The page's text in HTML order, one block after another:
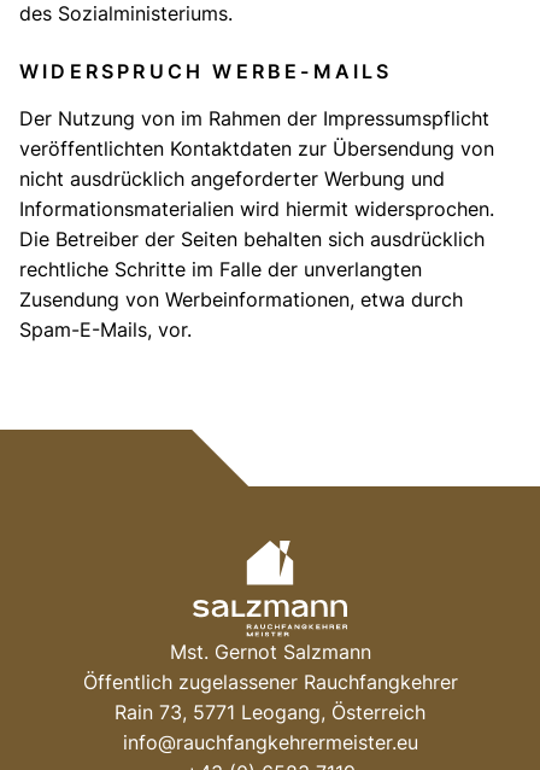
des Sozialministeriums.
WIDERSPRUCH WERBE-MAILS
Der Nutzung von im Rahmen der Impressumspflicht
veröffentlichten Kontaktdaten zur Übersendung von
nicht ausdrücklich angeforderter Werbung und
Informationsmaterialien wird hiermit widersprochen.
Die Betreiber der Seiten behalten sich ausdrücklich
rechtliche Schritte im Falle der unverlangten
Zusendung von Werbeinformationen, etwa durch
Spam-E-Mails, vor.
Mst. Gernot Salzmann
Öffentlich zugelassener Rauchfangkehrer
Rain 73, 5771 Leogang, Österreich
info@rauchfangkehrermeister.eu